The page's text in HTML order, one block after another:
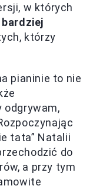
w których
bardziej
którzy
pianinie to nie
odgrywam,
tata” Natalii
do
a przy tym